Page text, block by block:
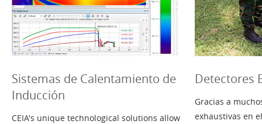
Sistemas de Calentamiento de
Inducción
CEIA's unique technological solutions allow
Detectores
Gracias a
exhaustivas en